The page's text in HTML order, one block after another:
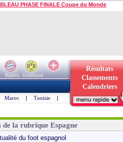
PHASE FINALE Coupe du Monde
Bayern
Dortmund
Résultats
Classements
Calendriers
Maroc | Tunisie |
de la rubrique Espagne
du foot espagnol